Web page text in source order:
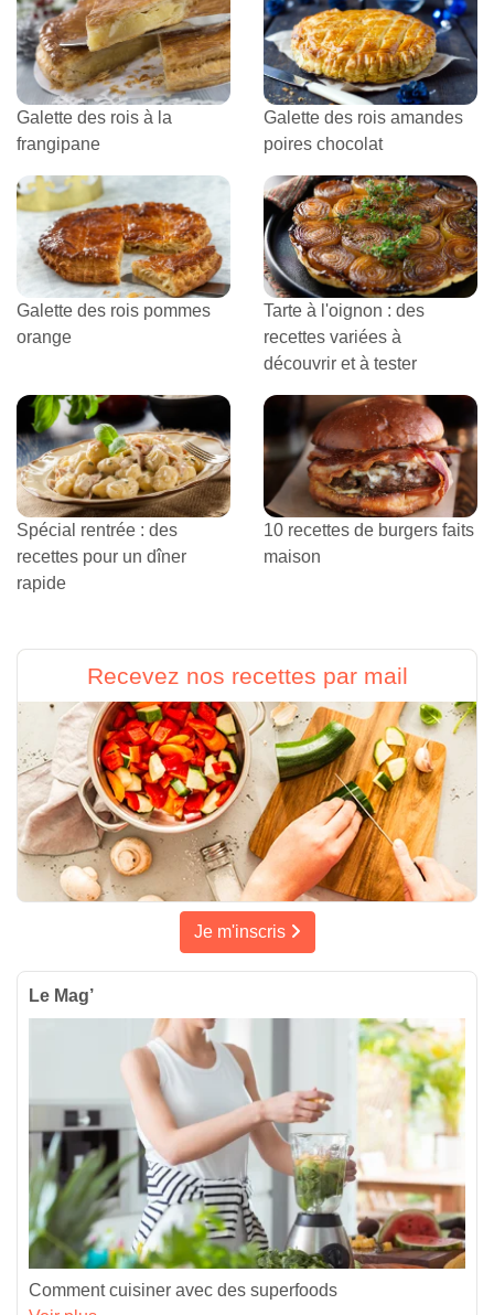
Galette des rois à la
frangipane
Galette des rois amandes
poires chocolat
Galette des rois pommes
orange
Tarte à l'oignon : des
recettes variées à
découvrir et à tester
Spécial rentrée : des
recettes pour un dîner
rapide
10 recettes de burgers faits
maison
Recevez nos recettes par mail
Je m'inscris
Le Mag’
Comment cuisiner avec des superfoods